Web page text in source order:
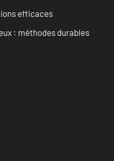
efficaces
: méthodes durables